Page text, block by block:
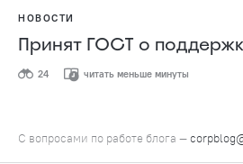
НОВОСТИ
Принят ГОСТ о
24 читать меньше минуты
С вопросами по работе блога —